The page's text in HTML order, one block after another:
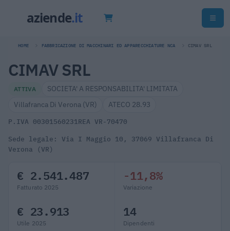
HOME FABBRICAZIONE DI MACCHINARI ED APPARECCHIATURE NCA CIMAV SRL
CIMAV SRL
ATTIVA
SOCIETA' A RESPONSABILITA' LIMITATA
Villafranca Di Verona (VR)
ATECO 28.93
P.IVA 00301560231REA VR-70470
Sede legale: Via I Maggio 10, 37069 Villafranca Di
Verona (VR)
€ 2.541.487
Fatturato 2025
-11,8%
Variazione
€ 23.913
Utile 2025
14
Dipendenti